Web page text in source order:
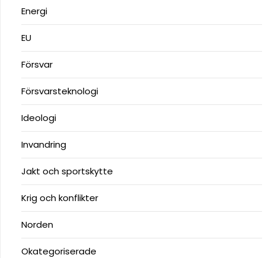
Energi
EU
Försvar
Försvarsteknologi
Ideologi
Invandring
Jakt och sportskytte
Krig och konflikter
Norden
Okategoriserade